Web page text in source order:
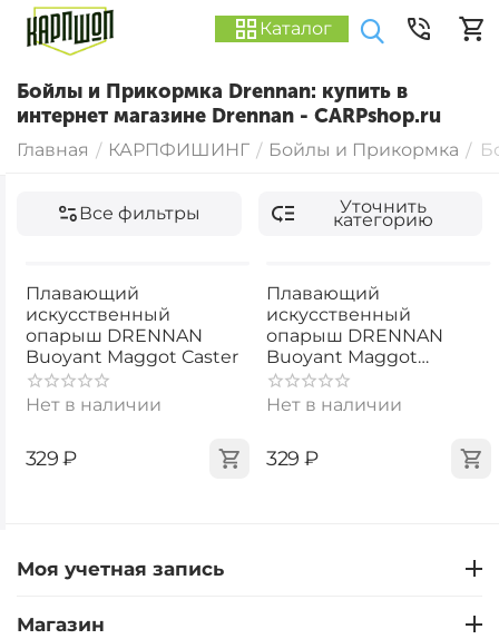
Каталог
Бойлы и Прикормка Drennan: купить в
интернет магазине Drennan - CARPshop.ru
Главная / КАРПФИШИНГ / Бойлы и Прикормка /
Все фильтры Уточнить
категорию
Плавающий
искусственный
опарыш DRENNAN
Buoyant Maggot Caster
Нет в наличии
‍329‍ ₽
Плавающий
искусственный
опарыш DRENNAN
Buoyant Maggot
Bloodworm Red
Нет в наличии
‍329‍ ₽
Моя учетная запись
Магазин